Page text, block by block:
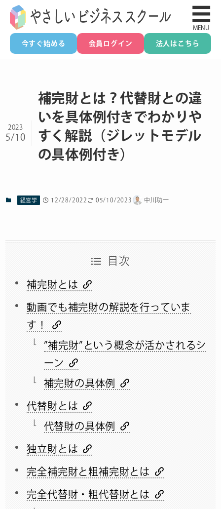
今すぐ始める 会員ログイン 法人はこちら
☰
MENU
補完財とは？代替財との違
いを具体例付きでわかりや
すく解説（ジレットモデル
の具体例付き）
2023
5/10
経営学 12/28/2022 05/10/2023 中川功一
目次
補完財とは
動画でも補完財の解説を行っていま
す！
”補完財”という概念が活かされるシ
ーン
補完財の具体例
代替財とは
代替財の具体例
独立財とは
完全補完財と粗補完財とは
完全代替財・粗代替財とは